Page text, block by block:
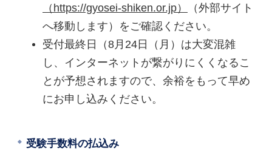
（https://gyosei-shiken.or.jp）
（外部サイト
へ移動します）をご確認ください。
受付最終日（8月24日（月）は大変混雑
し、インターネットが繋がりにくくなるこ
とが予想されますので、余裕をもって早め
にお申し込みください。
受験手数料の払込み